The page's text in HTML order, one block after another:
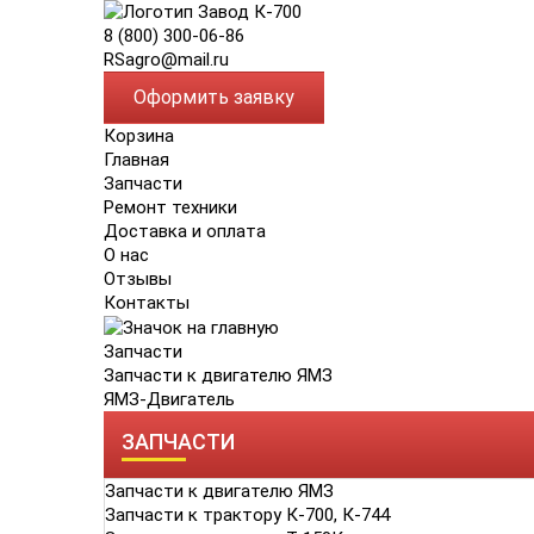
8 (800) 300-06-86
RSagro@mail.ru
Оформить заявку
Корзина
Главная
Запчасти
Ремонт техники
Доставка и оплата
О нас
Отзывы
Контакты
Запчасти
Запчасти к двигателю ЯМЗ
ЯМЗ-Двигатель
ЗАПЧАСТИ
Запчасти к двигателю ЯМЗ
Запчасти к трактору К-700, К-744